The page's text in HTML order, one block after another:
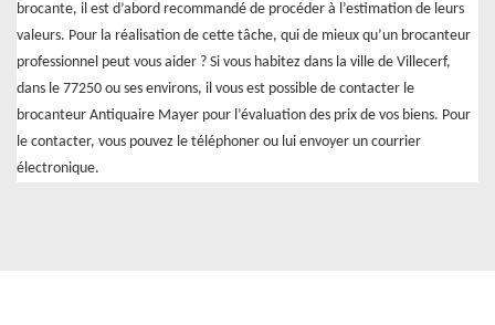
brocante, il est d’abord recommandé de procéder à l’estimation de leurs
valeurs. Pour la réalisation de cette tâche, qui de mieux qu’un brocanteur
professionnel peut vous aider ? Si vous habitez dans la ville de Villecerf,
dans le 77250 ou ses environs, il vous est possible de contacter le
brocanteur Antiquaire Mayer pour l’évaluation des prix de vos biens. Pour
le contacter, vous pouvez le téléphoner ou lui envoyer un courrier
électronique.